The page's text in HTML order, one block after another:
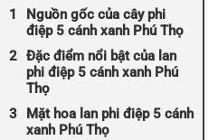
Nguồn gốc của cây phi
điệp 5 cánh xanh Phú Thọ
Đặc điểm nổi bật của lan
phi điệp 5 cánh xanh Phú
Thọ
Mặt hoa lan phi điệp 5 cánh
xanh Phú Thọ